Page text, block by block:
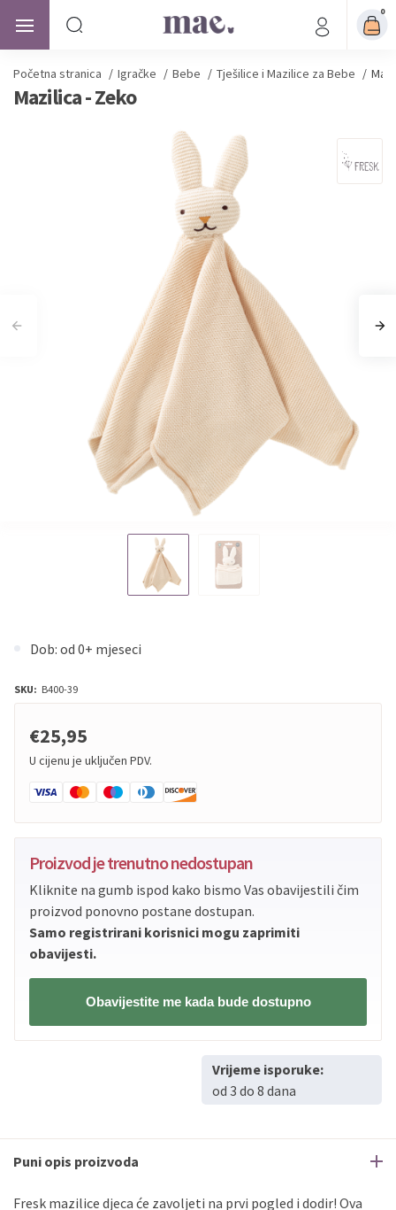
0
Početna stranica / Igračke / Bebe / Tješilice i Mazilice za Bebe /
Mazilica - Zeko
Dob: od 0+ mjeseci
SKU: B400-39
€25,95
U cijenu je uključen PDV.
Proizvod je trenutno nedostupan
Kliknite na gumb ispod kako bismo Vas obavijestili čim
proizvod ponovno postane dostupan.
Samo registrirani korisnici mogu zaprimiti
obavijesti.
Obavijestite me kada bude dostupno
Vrijeme isporuke:
od 3 do 8 dana
Puni opis proizvoda
Fresk mazilice djeca će zavoljeti na prvi pogled i dodir! Ova